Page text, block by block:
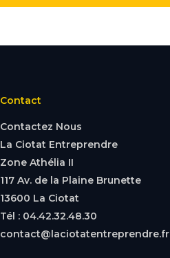
Contact
Contactez Nous
La Ciotat Entreprendre
Zone Athélia II
117 Av. de la Plaine Brunette
13600 La Ciotat
Tél : 04.42.32.48.30
contact@laciotatentreprendre.fr